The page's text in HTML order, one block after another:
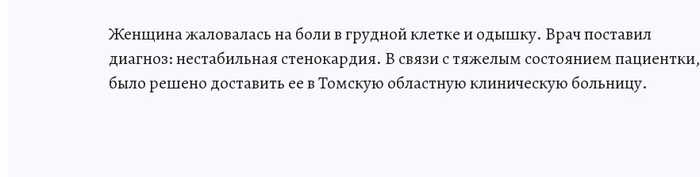
Женщина жаловалась на боли в грудной клетке и одышку. Врач поставил
диагноз: нестабильная стенокардия. В связи с тяжелым состоянием пациентки,
было решено доставить ее в Томскую областную клиническую больницу.